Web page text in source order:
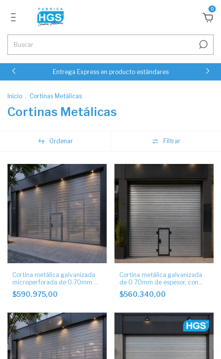
0
Entrega Express en producto estándares
Inicio . Cortinas Metálicas
Cortinas Metálicas
Ordenar Filtrar
Cortina metálica galvanizada
microperforada de 0.70mm de
espesor, con puerta de escape
$590.975,00
Cortina metálica galvanizada
de 0.70mm de espesor, con
puerta de escape.
$560.340,00